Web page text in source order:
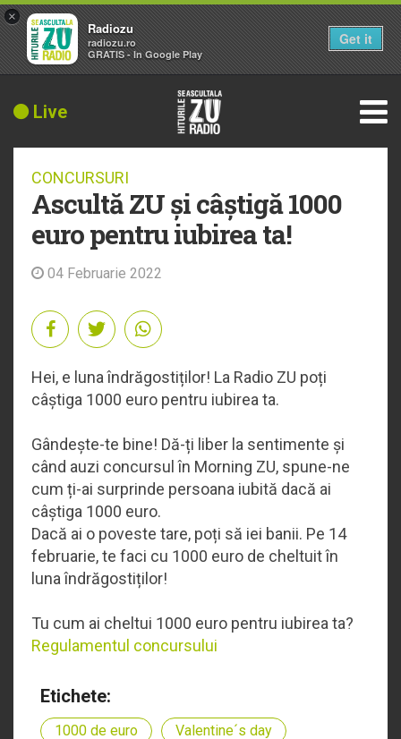
Live
CONCURSURI
Ascultă ZU și câștigă 1000
euro pentru iubirea ta!
04 Februarie 2022
Hei, e luna îndrăgostiților! La Radio ZU poți
câștiga 1000 euro pentru iubirea ta.
Gândește-te bine! Dă-ți liber la sentimente și
când auzi concursul în Morning ZU, spune-ne
cum ți-ai surprinde persoana iubită dacă ai
câștiga 1000 euro.
Dacă ai o poveste tare, poți să iei banii. Pe 14
februarie, te faci cu 1000 euro de cheltuit în
luna îndrăgostiților!
Tu cum ai cheltui 1000 euro pentru iubirea ta?
Regulamentul concursului
Etichete:
1000 de euro Valentine´s day
×
Radiozu
radiozu.ro
GRATIS - In Google Play
Get it